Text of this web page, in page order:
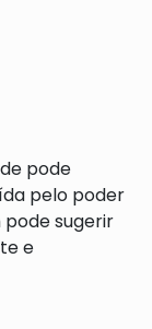
pode
pelo poder
sugerir
e